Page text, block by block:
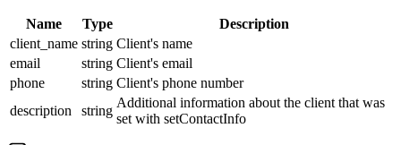
Name Type
Description
client_name string Client's name
email
string Client's email
phone
string Client's phone number
description
string
Additional information about the client that was
set with setContactInfo